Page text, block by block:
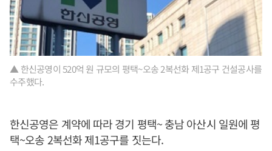
▲ 한신공영이 520억 원 규모의 평택~오송 2복선화 제1공구 건설공사를
수주했다.
한신공영은 계약에 따라 경기 평택~ 충남 아산시 일원에 평
택~오송 2복선화 제1공구를 짓는다.